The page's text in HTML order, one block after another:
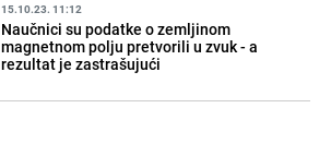
15.10.23. 11:12
Naučnici su podatke o zemljinom
magnetnom polju pretvorili u zvuk - a
rezultat je zastrašujući